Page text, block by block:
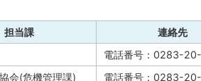
担当課
連絡先
電話番号：0283-
会(危機管理課)
電話番号：0283-